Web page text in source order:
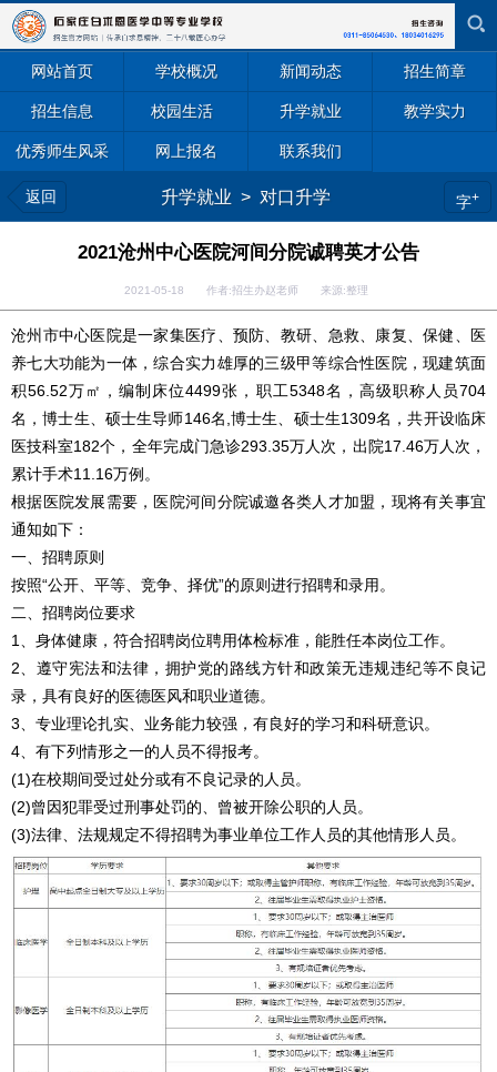
网站首页 学校概况 新闻动态 招生简章
招生信息 校园生活 升学就业 教学实力
优秀师生风采 网上报名 联系我们
返回 升学就业 > 对口升学 字+
2021沧州中心医院河间分院诚聘英才公告
2021-05-18 作者:招生办赵老师 来源:整理
沧州市中心医院是一家集医疗、预防、教研、急救、康复、保健、医
养七大功能为一体，综合实力雄厚的三级甲等综合性医院，现建筑面
积56.52万㎡，编制床位4499张，职工5348名，高级职称人员704
名，博士生、硕士生导师146名,博士生、硕士生1309名，共开设临床
医技科室182个，全年完成门急诊293.35万人次，出院17.46万人次，
累计手术11.16万例。
根据医院发展需要，医院河间分院诚邀各类人才加盟，现将有关事宜
通知如下：
一、招聘原则
按照“公开、平等、竞争、择优”的原则进行招聘和录用。
二、招聘岗位要求
1、身体健康，符合招聘岗位聘用体检标准，能胜任本岗位工作。
2、遵守宪法和法律，拥护党的路线方针和政策无违规违纪等不良记
录，具有良好的医德医风和职业道德。
3、专业理论扎实、业务能力较强，有良好的学习和科研意识。
4、有下列情形之一的人员不得报考。
(1)在校期间受过处分或有不良记录的人员。
(2)曾因犯罪受过刑事处罚的、曾被开除公职的人员。
(3)法律、法规规定不得招聘为事业单位工作人员的其他情形人员。